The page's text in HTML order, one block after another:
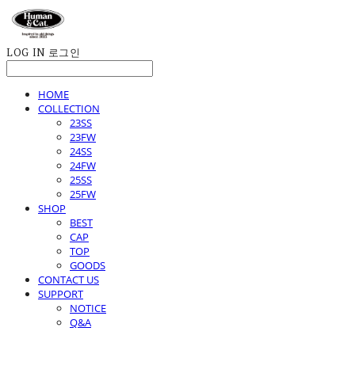
LOG IN 로그인
HOME
COLLECTION
23SS
23FW
24SS
24FW
25SS
25FW
SHOP
BEST
CAP
TOP
GOODS
CONTACT US
SUPPORT
NOTICE
Q&A